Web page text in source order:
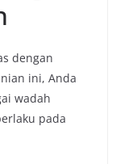
dengan
ini, Anda
wadah
pada